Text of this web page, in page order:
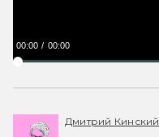
00:00 00:00
Дмитрий Кинский